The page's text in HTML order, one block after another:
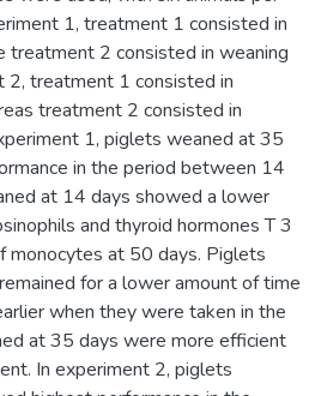
1, treatment 1 consisted in
treatment 2 consisted in weaning
2, treatment 1 consisted in
treatment 2 consisted in
1, piglets weaned at 35
in the period between 14
at 14 days showed a lower
and thyroid hormones T 3
monocytes at 50 days. Piglets
for a lower amount of time
when they were taken in the
at 35 days were more efficient
In experiment 2, piglets